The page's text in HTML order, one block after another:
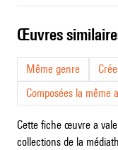
œuvres
Même genre
Composées la même
Cette fiche œuvre a
collections de la